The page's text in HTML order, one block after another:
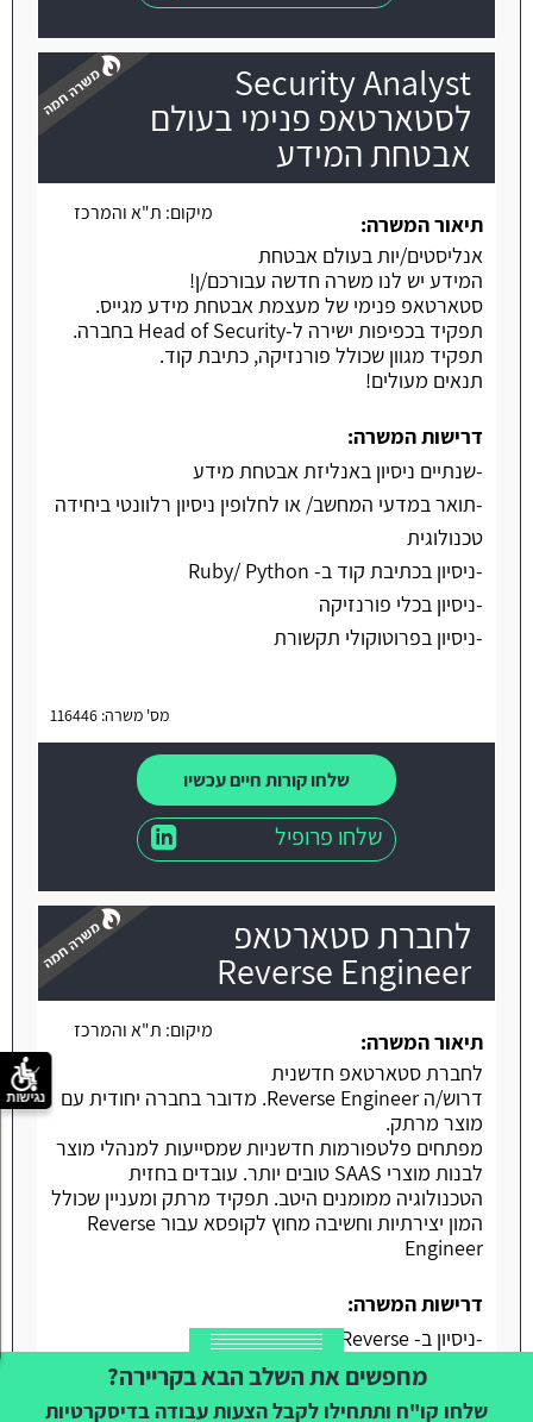
Security Analyst
לסטארטאפ פנימי בעולם
אבטחת המידע
משרה חמה
מיקום: ת"א והמרכז
תיאור המשרה:
אנליסטים/יות בעולם אבטחת
המידע יש לנו משרה חדשה עבורכם/ן!
סטארטאפ פנימי של מעצמת אבטחת מידע מגייס.
תפקיד בכפיפות ישירה ל-Head of Security בחברה.
תפקיד מגוון שכולל פורנזיקה, כתיבת קוד.
תנאים מעולים!
דרישות המשרה:
-שנתיים ניסיון באנליזת אבטחת מידע
-תואר במדעי המחשב/ או לחלופין ניסיון רלוונטי ביחידה
טכנולוגית
-ניסיון בכתיבת קוד ב- Ruby/ Python
-ניסיון בכלי פורנזיקה
-ניסיון בפרוטוקולי תקשורת
מס' משרה: 116446
שלחו קורות חיים עכשיו
שלחו פרופיל
לחברת סטארטאפ
Reverse Engineer
משרה חמה מיקום: ת"א והמרכז
תיאור המשרה:
לחברת סטארטאפ חדשנית
דרוש/ה Reverse Engineer. מדובר בחברה יחודית עם
מוצר מרתק.
מפתחים פלטפורמות חדשניות שמסייעות למנהלי מוצר
לבנות מוצרי SAAS טובים יותר. עובדים בחזית
הטכנולוגיה ממומנים היטב. תפקיד מרתק ומעניין שכולל
המון יצירתיות וחשיבה מחוץ לקופסא עבור Reverse
Engineer
דרישות המשרה:
-ניסיון ב- Reverse
-ניסיון במחקר חולשות
מחפשים את השלב הבא בקריירה?
שלחו קו"ח ותתחילו לקבל הצעות עבודה בדיסקרטיות
נגישות